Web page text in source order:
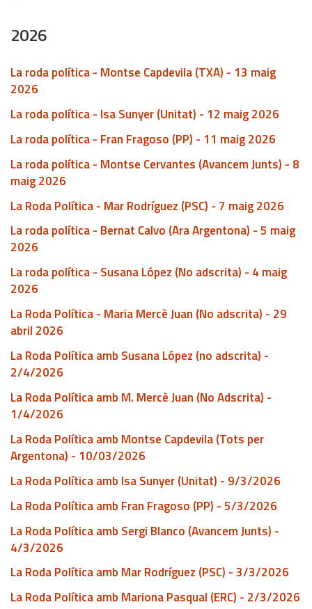
2026
La roda política - Montse Capdevila (TXA) - 13 maig
2026
La roda política - Isa Sunyer (Unitat) - 12 maig 2026
La roda política - Fran Fragoso (PP) - 11 maig 2026
La roda política - Montse Cervantes (Avancem Junts) - 8
maig 2026
La Roda Política - Mar Rodríguez (PSC) - 7 maig 2026
La roda política - Bernat Calvo (Ara Argentona) - 5 maig
2026
La roda política - Susana López (No adscrita) - 4 maig
2026
La Roda Política - Maria Mercè Juan (No adscrita) - 29
abril 2026
La Roda Política amb Susana López (no adscrita) -
2/4/2026
La Roda Política amb M. Mercè Juan (No Adscrita) -
1/4/2026
La Roda Política amb Montse Capdevila (Tots per
Argentona) - 10/03/2026
La Roda Política amb Isa Sunyer (Unitat) - 9/3/2026
La Roda Política amb Fran Fragoso (PP) - 5/3/2026
La Roda Política amb Sergi Blanco (Avancem Junts) -
4/3/2026
La Roda Política amb Mar Rodríguez (PSC) - 3/3/2026
La Roda Política amb Mariona Pasqual (ERC) - 2/3/2026